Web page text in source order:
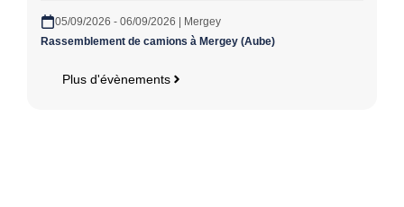
05/09/2026 - 06/09/2026 | Mergey
Rassemblement de camions à Mergey (Aube)
Plus d'évènements